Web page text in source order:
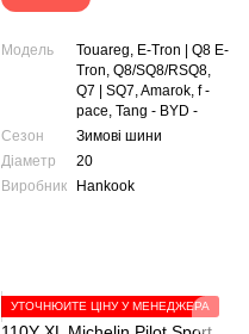
Модель
Touareg, E-Tron | Q8 E-
Tron, Q8/SQ8/RSQ8,
Q7 | SQ7, Amarok, f -
pace, Tang - BYD -
Сезон
Зимові шини
Діаметр
20
Виробник
Hankook
УТОЧНЮЙТЕ ЦІНУ У МЕНЕДЖЕРА